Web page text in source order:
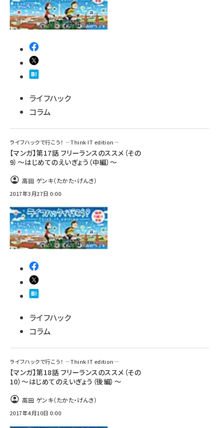
ライフハック
コラム
ライフハックで行こう！ ―Think IT edition―
【マンガ】第17話 フリーランスのススメ（その
9）～はじめてのえいぎょう（中編）～
高田 ゲンキ（たかた・げんき）
2017年3月27日 0:00
ライフハック
コラム
ライフハックで行こう！ ―Think IT edition―
【マンガ】第18話 フリーランスのススメ（その
10）～はじめてのえいぎょう（後編）～
高田 ゲンキ（たかた・げんき）
2017年4月10日 0:00